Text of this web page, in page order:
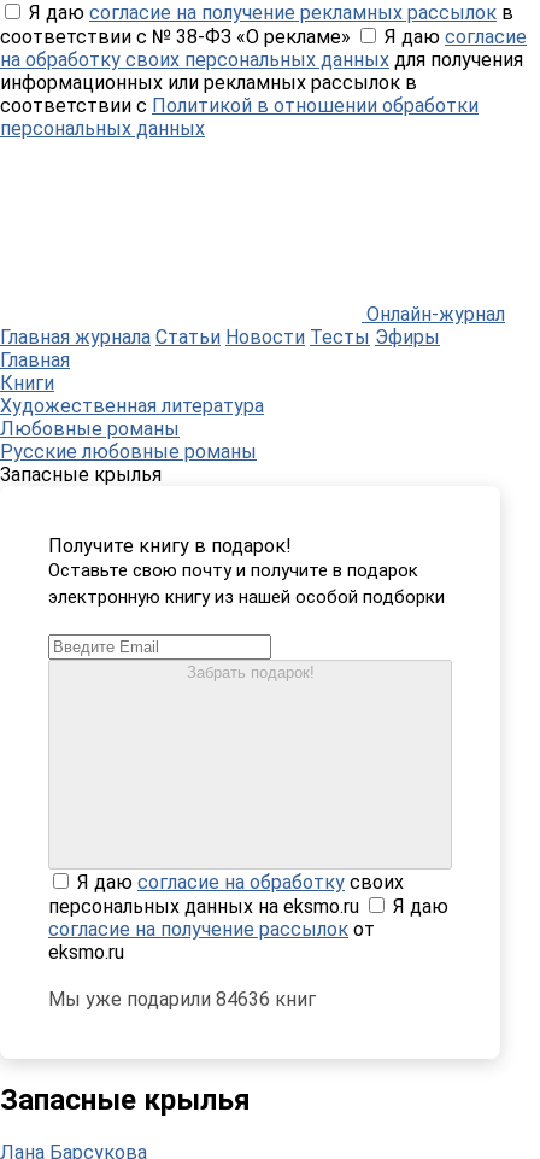
Я даю согласие на получение рекламных рассылок в
соответствии с № 38-ФЗ «О рекламе»
Я даю согласие
на обработку своих персональных данных для получения
информационных или рекламных рассылок в
соответствии с Политикой в отношении обработки
персональных данных
Онлайн-журнал
Главная журнала Статьи Новости Тесты Эфиры
Главная
Книги
Художественная литература
Любовные романы
Русские любовные романы
Запасные крылья
Получите книгу в подарок!
Оставьте свою почту и получите в подарок
электронную книгу из нашей особой подборки
Забрать подарок!
Я даю согласие на обработку своих
персональных данных на eksmo.ru
Я даю
согласие на получение рассылок от
eksmo.ru
Мы уже подарили 84636 книг
Запасные крылья
Лана Барсукова